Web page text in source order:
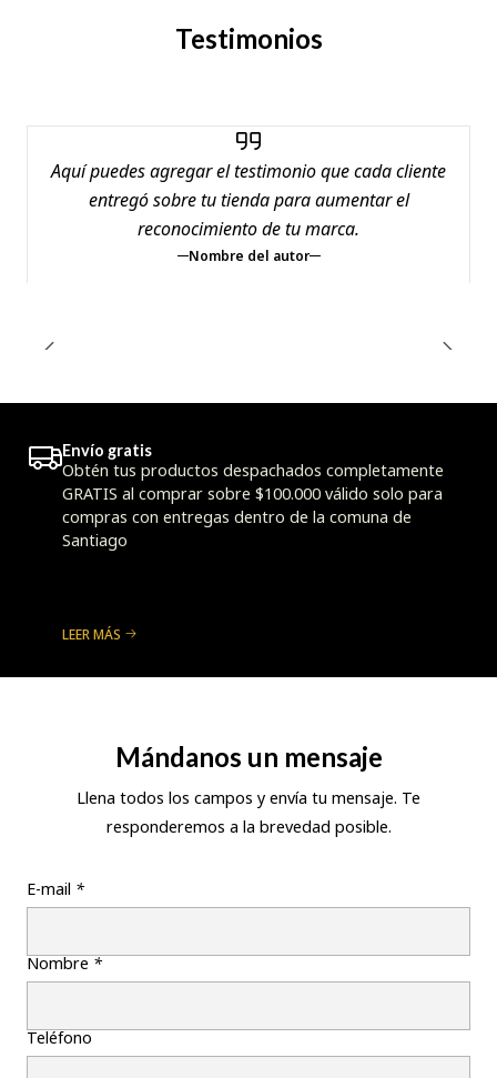
Testimonios
Aquí puedes agregar el testimonio que cada cliente
entregó sobre tu tienda para aumentar el
reconocimiento de tu marca.
Nombre del autor
Envío gratis
Obtén tus productos despachados completamente
GRATIS al comprar sobre $100.000 válido solo para
compras con entregas dentro de la comuna de
Santiago
LEER MÁS
Mándanos un mensaje
Llena todos los campos y envía tu mensaje. Te
responderemos a la brevedad posible.
E-mail *
Nombre*
Teléfono